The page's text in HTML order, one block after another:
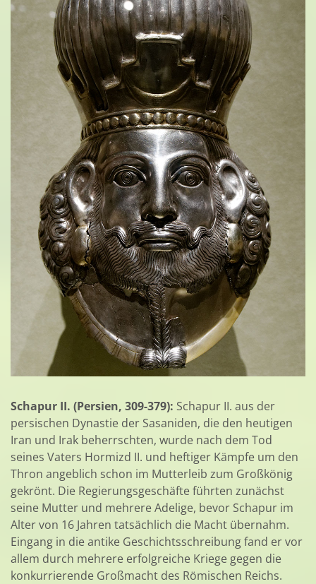
Schapur II. (Persien, 309-379): Schapur II. aus der
persischen Dynastie der Sasaniden, die den heutigen
Iran und Irak beherrschten, wurde nach dem Tod
seines Vaters Hormizd II. und heftiger Kämpfe um den
Thron angeblich schon im Mutterleib zum Großkönig
gekrönt. Die Regierungsgeschäfte führten zunächst
seine Mutter und mehrere Adelige, bevor Schapur im
Alter von 16 Jahren tatsächlich die Macht übernahm.
Eingang in die antike Geschichtsschreibung fand er vor
allem durch mehrere erfolgreiche Kriege gegen die
konkurrierende Großmacht des Römischen Reichs.